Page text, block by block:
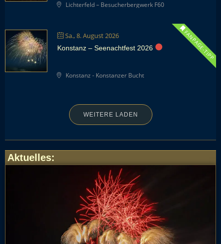
Lichterfeld – Besucherbergwerk F60
Sa., 8. August 2026 FANPAGE-TIPP
Konstanz – Seenachtfest 2026
Konstanz - Konstanzer Bucht
WEITERE LADEN
Aktuelles: